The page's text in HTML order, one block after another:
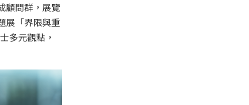
顧問群，展覽
展「界限與重
多元觀點，